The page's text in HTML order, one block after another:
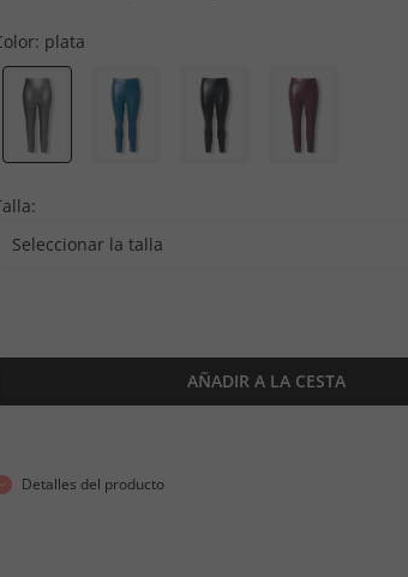
plata
Seleccionar la talla
AÑADIR A LA CESTA
Detalles del producto